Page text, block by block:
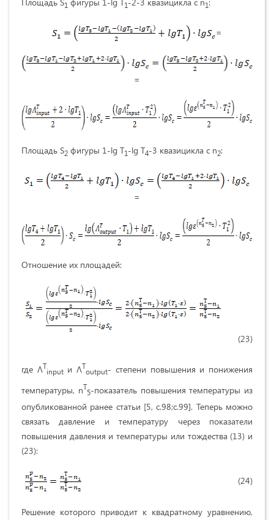
1 1 1
=
=
Площадь S2 фигуры 1-lg T1-lg T4-3 квазицикла с n2:
=
Отношение их площадей:
(23)
где ΛT
inputи ΛT
output- степени повышения и понижения
температуры, nT
5-показатель повышения температуры из
опубликованной ранее статьи [5, с.98;с.99]. Теперь можно
связать давление и температуру через показатели
повышения давления и температуры или тождества (13) и
(23):
(24)
Решение которого приводит к квадратному уравнению,